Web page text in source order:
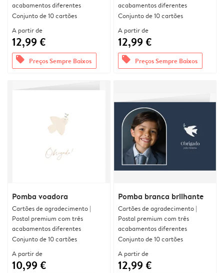
acabamentos diferentes
Conjunto de 10 cartões
A partir de
12,99 €
offers Preços Sempre Baixos
acabamentos diferentes
Conjunto de 10 cartões
A partir de
12,99 €
offers Preços Sempre Baixos
Pomba voadora
Cartões de agradecimento |
Postal premium com três
acabamentos diferentes
Conjunto de 10 cartões
A partir de
10,99 €
Pomba branca brilhante
Cartões de agradecimento |
Postal premium com três
acabamentos diferentes
Conjunto de 10 cartões
A partir de
12,99 €